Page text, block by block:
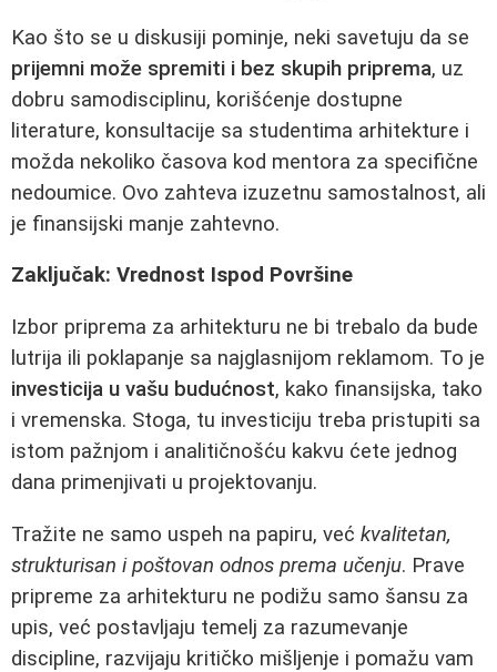
Kao što se u diskusiji pominje, neki savetuju da se
prijemni može spremiti i bez skupih priprema, uz
dobru samodisciplinu, korišćenje dostupne
literature, konsultacije sa studentima arhitekture i
možda nekoliko časova kod mentora za specifične
nedoumice. Ovo zahteva izuzetnu samostalnost, ali
je finansijski manje zahtevno.
Zaključak: Vrednost Ispod Površine
Izbor priprema za arhitekturu ne bi trebalo da bude
lutrija ili poklapanje sa najglasnijom reklamom. To je
investicija u vašu budućnost, kako finansijska, tako
i vremenska. Stoga, tu investiciju treba pristupiti sa
istom pažnjom i analitičnošću kakvu ćete jednog
dana primenjivati u projektovanju.
Tražite ne samo uspeh na papiru, već kvalitetan,
strukturisan i poštovan odnos prema učenju. Prave
pripreme za arhitekturu ne podižu samo šansu za
upis, već postavljaju temelj za razumevanje
discipline, razvijaju kritičko mišljenje i pomažu vam